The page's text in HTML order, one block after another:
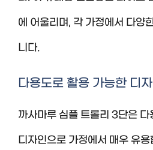
에 어울리며, 각 가정에서 다양
니다.
다용도로 활용 가능한 디
까사마루 심플 트롤리 3단은
디자인으로 가정에서 매우 유